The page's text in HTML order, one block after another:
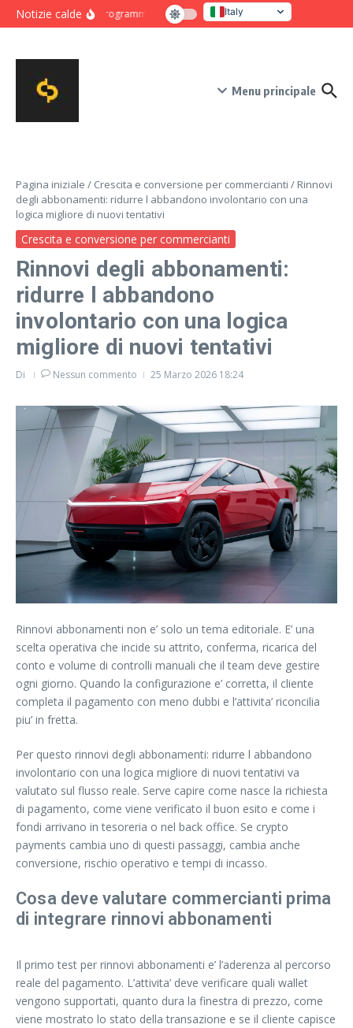
Salta al contenuto
Notizie calde Programma intensivo di novanta giorni per crescita e
Italy
United States
Menu principale
Pagina iniziale / Crescita e conversione per commercianti / Rinnovi
degli abbonamenti: ridurre l abbandono involontario con una
logica migliore di nuovi tentativi
Crescita e conversione per commercianti
Rinnovi degli abbonamenti:
ridurre l abbandono
involontario con una logica
migliore di nuovi tentativi
Di Nessun commento 25 Marzo 2026 18:24
Rinnovi abbonamenti non e’ solo un tema editoriale. E’ una
scelta operativa che incide su attrito, conferma, ricarica del
conto e volume di controlli manuali che il team deve gestire
ogni giorno. Quando la configurazione e’ corretta, il cliente
completa il pagamento con meno dubbi e l’attivita’ riconcilia
piu’ in fretta.
Per questo rinnovi degli abbonamenti: ridurre l abbandono
involontario con una logica migliore di nuovi tentativi va
valutato sul flusso reale. Serve capire come nasce la richiesta
di pagamento, come viene verificato il buon esito e come i
fondi arrivano in tesoreria o nel back office. Se crypto
payments cambia uno di questi passaggi, cambia anche
conversione, rischio operativo e tempi di incasso.
Cosa deve valutare commercianti prima
di integrare rinnovi abbonamenti
Il primo test per rinnovi abbonamenti e’ l’aderenza al percorso
reale del pagamento. L’attivita’ deve verificare quali wallet
vengono supportati, quanto dura la finestra di prezzo, come
viene mostrato lo stato della transazione e se il cliente capisce